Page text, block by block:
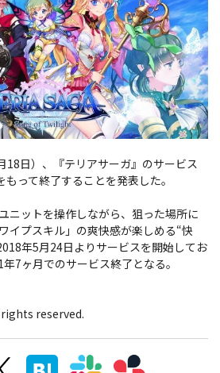
日）、『テリアサーガ』のサービス
って終了することを発表した。
ニットを操作しながら、狙った場所に
イプスキル」の爽快感が楽しめる“快
年5月24日よりサービスを開始してお
7ヶ月でのサービス終了となる。
reserved.